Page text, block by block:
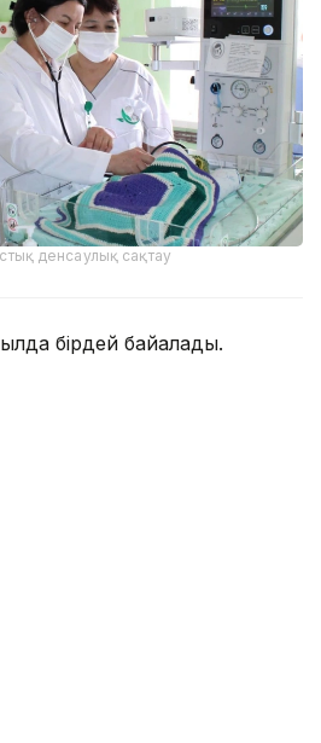
денсаулық сақтау
бірдей байқалады.